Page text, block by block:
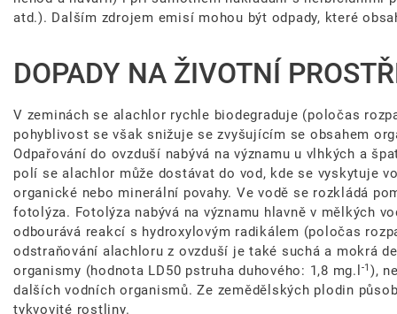
atd.). Dalším zdrojem emisí mohou být odpady, které
DOPADY NA ŽIVOTNÍ
V zeminách se alachlor rychle biodegraduje (poločas
pohyblivost se však snižuje se zvyšujícím se obsahem
Odpařování do ovzduší nabývá na významu u vlhkých a
polí se alachlor může dostávat do vod, kde se vyskytuje
organické nebo minerální povahy. Ve vodě se rozkládá
fotolýza. Fotolýza nabývá na významu hlavně v mělkých
odbourává reakcí s hydroxylovým radikálem (poločas
odstraňování alachloru z ovzduší je také suchá a mokrá
organismy (hodnota LD50 pstruha duhového: 1,8 mg.l -1 ),
dalších vodních organismů. Ze zemědělských plodin
tykvovité rostliny.